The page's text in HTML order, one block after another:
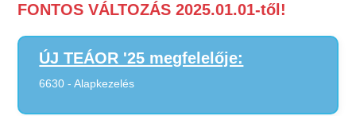
FONTOS VÁLTOZÁS 2025.01.01-től!
ÚJ TEÁOR '25 megfelelője:
6630 - Alapkezelés